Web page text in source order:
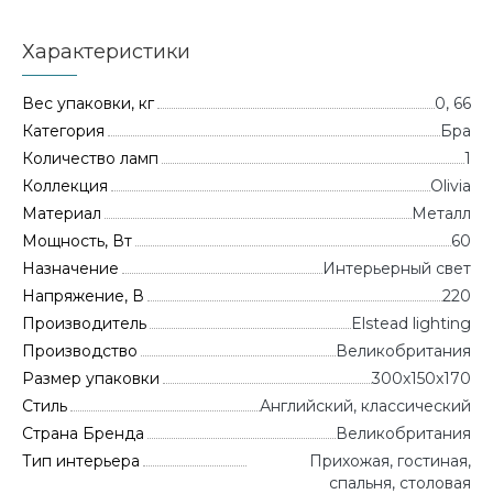
Характеристики
Вес упаковки, кг
0, 66
Категория
Бра
Количество ламп
1
Коллекция
Olivia
Материал
Металл
Мощность, Вт
60
Назначение
Интерьерный свет
Напряжение, В
220
Производитель
Elstead lighting
Производство
Великобритания
Размер упаковки
300x150x170
Стиль
Английский, классический
Страна Бренда
Великобритания
Тип интерьера
Прихожая, гостиная,
спальня, столовая